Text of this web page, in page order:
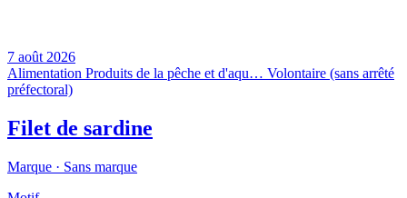
7 août 2026
Alimentation Produits de la pêche et d'aqu… Volontaire (sans arrêté
préfectoral)
Filet de sardine
Marque · Sans marque